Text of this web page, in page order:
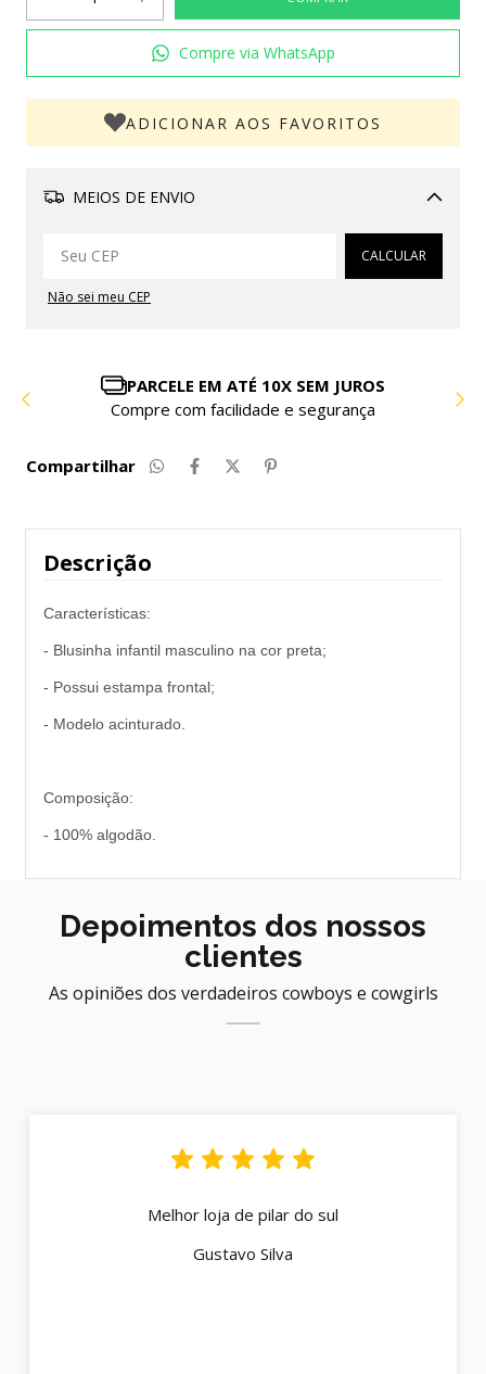
Compre via WhatsApp
ADICIONAR AOS FAVORITOS
MEIOS DE ENVIO
Alterar CEP
CALCULAR
Não sei meu CEP
PARCELE EM ATÉ 10X SEM JUROS
Compre com facilidade e segurança
Compartilhar
Descrição
Características:
- Blusinha infantil masculino na cor preta;
- Possui estampa frontal;
- Modelo acinturado.
Composição:
- 100% algodão.
Depoimentos dos nossos
clientes
As opiniões dos verdadeiros cowboys e cowgirls
Melhor loja de pilar do sul
Gustavo Silva